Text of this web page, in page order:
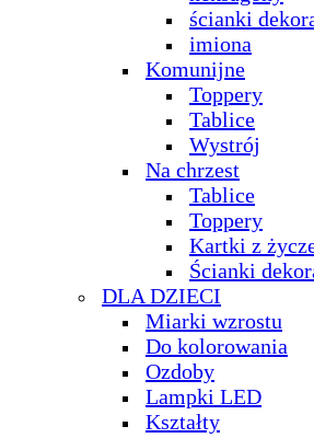
ścianki
imiona
Komunijne
Toppery
Tablice
Wystrój
Na chrzest
Tablice
Toppery
Kartki z
Ścianki
DLA DZIECI
Miarki wzrostu
Do kolorowania
Ozdoby
Lampki LED
Kształty